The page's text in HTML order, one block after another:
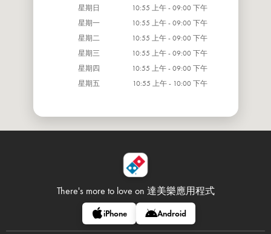
星期日
10:55 上午 - 09:00 下午
星期一
10:55 上午 - 09:00 下午
星期二
10:55 上午 - 09:00 下午
星期三
10:55 上午 - 09:00 下午
星期四
10:55 上午 - 09:00 下午
星期五
10:55 上午 - 10:00 下午
There's more to love on 達美樂應用程式
iPhone Android